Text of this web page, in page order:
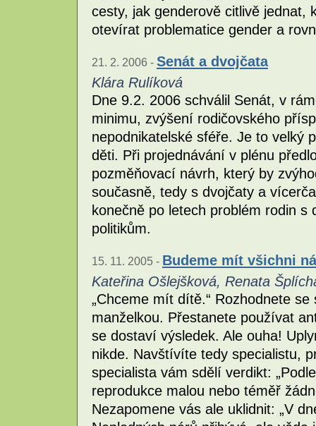
cesty, jak genderově citlivě jednat,
otevírat problematice gender a
21. 2. 2006 - Senát a dvojčata
Klára Rulíková
Dne 9.2. 2006 schválil Senát, v
minimu, zvýšení rodičovského
nepodnikatelské sféře. Je to velký
děti. Při projednávání v plénu
pozměňovací návrh, který by
současně, tedy s dvojčaty a
konečně po letech problém rodin
politikům.
15. 11. 2005 - Budeme mít všichni
Kateřina Ošlejšková, Renata
„Chceme mít dítě.“ Rozhodnete
manželkou. Přestanete používat
se dostaví výsledek. Ale ouha!
nikde. Navštívíte tedy specialistu,
specialista vám sdělí verdikt:
reprodukce malou nebo téměř
Nezapomene vás ale uklidnit: „V